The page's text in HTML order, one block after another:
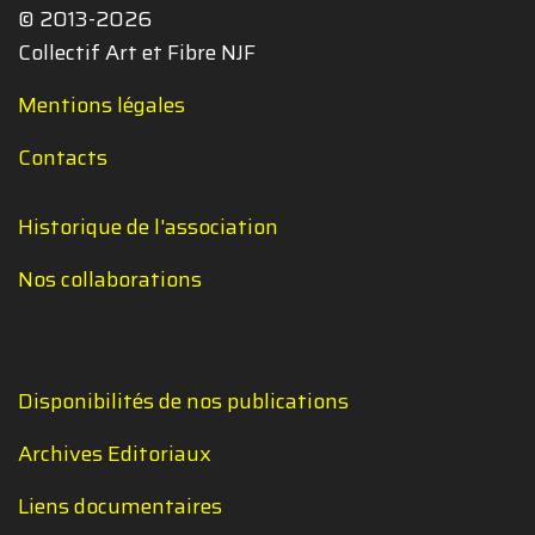
© 2013-2026
Collectif Art et Fibre NJF
Mentions légales
Contacts
Historique de l'association
Nos collaborations
Disponibilités de nos publications
Archives Editoriaux
Liens documentaires